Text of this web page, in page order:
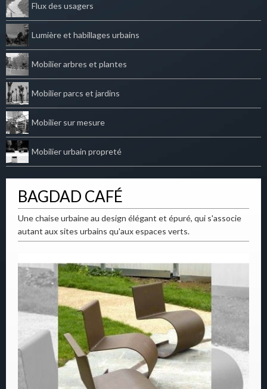
Flux des usagers
Lumière et habillages urbains
Mobilier arbres et plantes
Mobilier parcs et jardins
Mobilier sur mesure
Mobilier urbain propreté
BAGDAD CAFÉ
Une chaise urbaine au design élégant et épuré, qui s'associe
autant aux sites urbains qu'aux espaces verts.